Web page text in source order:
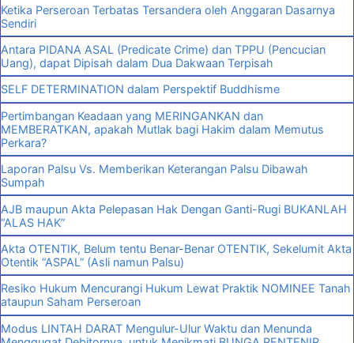
Ketika Perseroan Terbatas Tersandera oleh Anggaran Dasarnya
Sendiri
Antara PIDANA ASAL (Predicate Crime) dan TPPU (Pencucian
Uang), dapat Dipisah dalam Dua Dakwaan Terpisah
SELF DETERMINATION dalam Perspektif Buddhisme
Pertimbangan Keadaan yang MERINGANKAN dan
MEMBERATKAN, apakah Mutlak bagi Hakim dalam Memutus
Perkara?
Laporan Palsu Vs. Memberikan Keterangan Palsu Dibawah
Sumpah
AJB maupun Akta Pelepasan Hak Dengan Ganti-Rugi BUKANLAH
“ALAS HAK”
Akta OTENTIK, Belum tentu Benar-Benar OTENTIK, Sekelumit Akta
Otentik “ASPAL” (Asli namun Palsu)
Resiko Hukum Mencurangi Hukum Lewat Praktik NOMINEE Tanah
ataupun Saham Perseroan
Modus LINTAH DARAT Mengulur-Ulur Waktu dan Menunda